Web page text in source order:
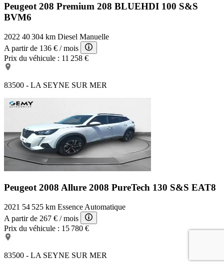
Peugeot 208 Premium 208 BLUEHDI 100 S&S
BVM6
2022 40 304 km Diesel Manuelle
A partir de 136 € / mois
Prix du véhicule : 11 258 €
83500 - LA SEYNE SUR MER
Peugeot 2008 Allure 2008 PureTech 130 S&S EAT8
2021 54 525 km Essence Automatique
A partir de 267 € / mois
Prix du véhicule : 15 780 €
83500 - LA SEYNE SUR MER